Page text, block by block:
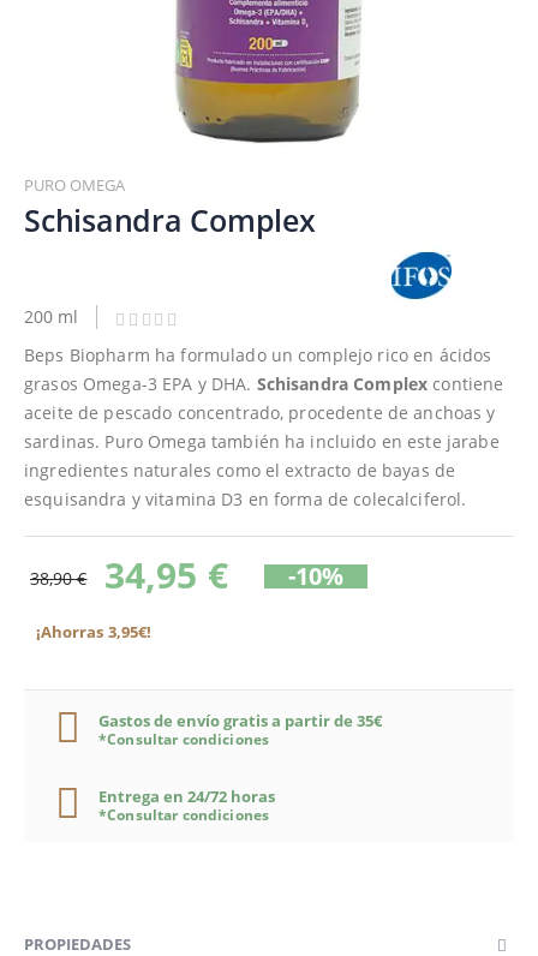
al
comienzo
de
de
PURO OMEGA
Schisandra Complex
200 ml
Beps Biopharm ha formulado un complejo rico en ácidos
grasos Omega-3 EPA y DHA. Schisandra Complex contiene
aceite de pescado concentrado, procedente de anchoas y
sardinas. Puro Omega también ha incluido en este jarabe
ingredientes naturales como el extracto de bayas de
esquisandra y vitamina D3 en forma de colecalciferol.
38,90 € 34,95 € -10%
¡Ahorras 3,95€!
Gastos de envío gratis a partir de 35€
*Consultar condiciones
Entrega en 24/72 horas
*Consultar condiciones
PROPIEDADES